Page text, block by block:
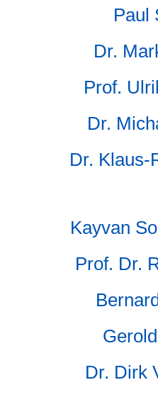
Paul
Dr.
Prof.
Dr.
Dr. Klaus-
Kayvan
Prof. Dr.
Dr. Dirk